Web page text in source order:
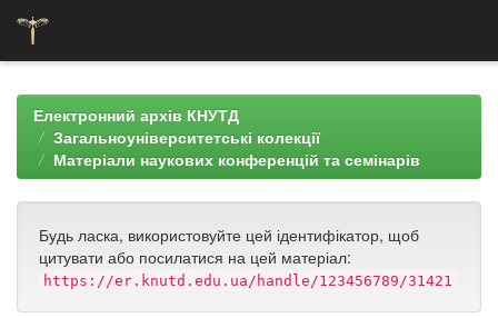
navigationЕлектронний архів КНУТД
Загальноуніверситетські колекції
Матеріали наукових конференцій та семінарів
Будь ласка, використовуйте цей ідентифікатор, щоб
цитувати або посилатися на цей матеріал:
https://er.knutd.edu.ua/handle/123456789/31421